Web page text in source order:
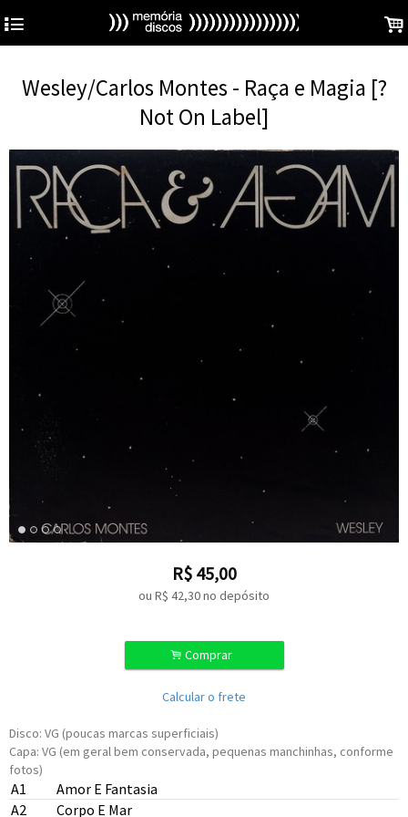
4 .
Wesley/Carlos Montes - Raça e Magia [?
Not On Label]
R$ 45,00
ou R$ 42,30no depósito
. Comprar
Calcular o frete
Disco: VG (poucas marcas superficiais)
Capa: VG (em geral bem conservada, pequenas manchinhas, conforme
fotos)
A1
Amor E Fantasia
A2
Corpo E Mar